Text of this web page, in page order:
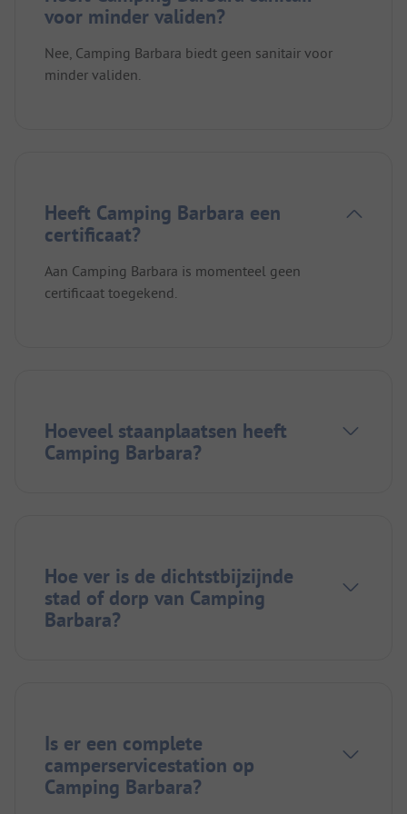
voor minder validen?
Nee, Camping Barbara biedt geen sanitair voor
minder validen.
Heeft Camping Barbara een
certificaat?
Aan Camping Barbara is momenteel geen
certificaat toegekend.
Hoeveel staanplaatsen heeft
Camping Barbara?
Hoe ver is de dichtstbijzijnde
stad of dorp van Camping
Barbara?
Is er een complete
camperservicestation op
Camping Barbara?